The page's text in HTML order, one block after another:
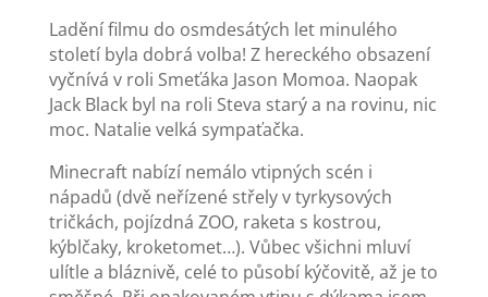
Ladění filmu do osmdesátých let minulého
století byla dobrá volba! Z hereckého obsazení
vyčnívá v roli Smeťáka Jason Momoa. Naopak
Jack Black byl na roli Steva starý a na rovinu, nic
moc. Natalie velká sympaťačka.
Minecraft nabízí nemálo vtipných scén i
nápadů (dvě neřízené střely v tyrkysových
tričkách, pojízdná ZOO, raketa s kostrou,
kýblčaky, kroketomet…). Vůbec všichni mluví
ulítle a bláznivě, celé to působí kýčovitě, až je to